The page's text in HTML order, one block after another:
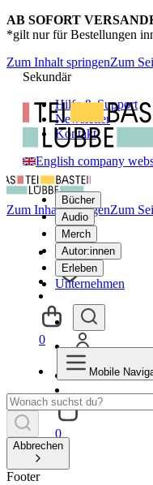
AB SOFORT
*gilt nur für Bestellungen
Zum Inhalt springenZum
Sekundär
Hilfe & Support
Newsletter
Kontakt
English company
Bücher
Audio
Merch
Autor:innen
Erleben
Unternehmen
0
Zum Inhalt springenZum
0
Mobile
Abbrechen
Footer